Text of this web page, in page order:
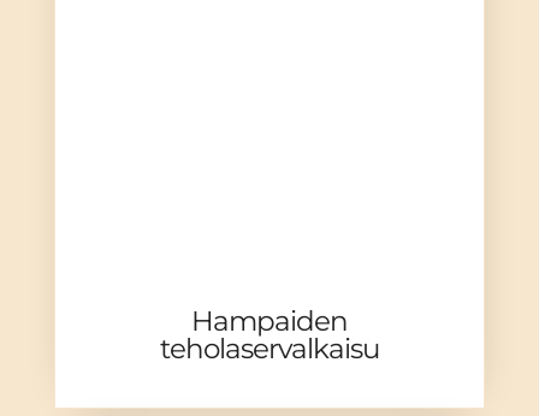
Hampaiden
teholaservalkaisu